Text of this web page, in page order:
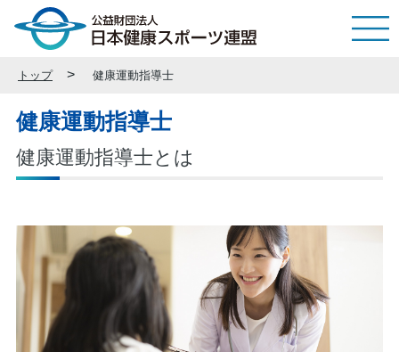
トップ 健康運動指導士
健康運動指導士
健康運動指導士とは